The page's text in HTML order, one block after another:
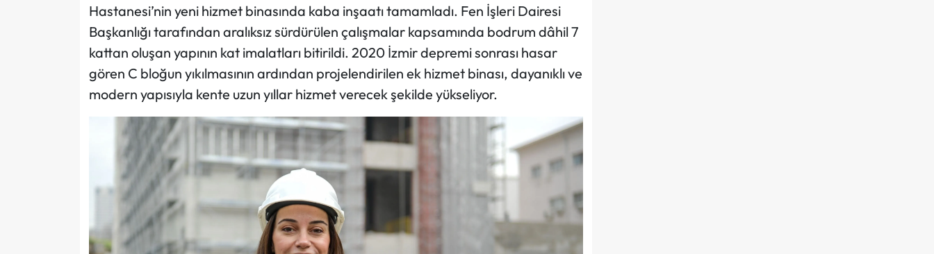
Hastanesi’nin yeni hizmet binasında kaba inşaatı tamamladı. Fen İşleri Dairesi
Başkanlığı tarafından aralıksız sürdürülen çalışmalar kapsamında bodrum dâhil 7
kattan oluşan yapının kat imalatları bitirildi. 2020 İzmir depremi sonrası hasar
gören C bloğun yıkılmasının ardından projelendirilen ek hizmet binası, dayanıklı ve
modern yapısıyla kente uzun yıllar hizmet verecek şekilde yükseliyor.